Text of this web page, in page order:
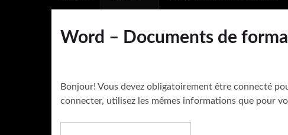
Word – Documents de
Bonjour! Vous devez obligatoirement être connecté
connecter, utilisez les mêmes informations que pour